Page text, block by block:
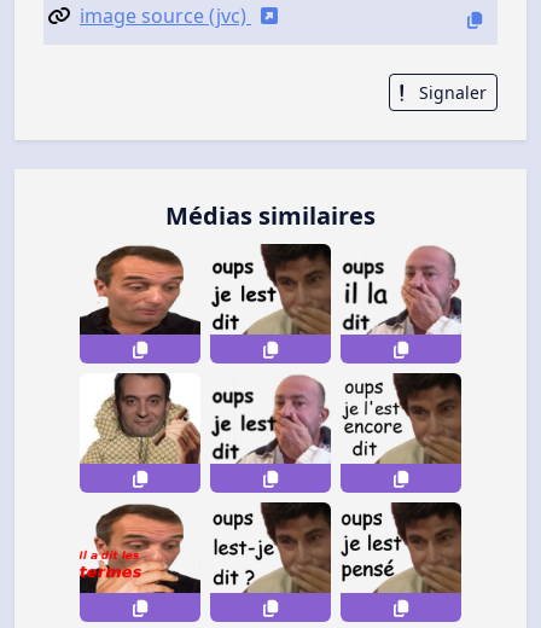
image source (jvc)
Signaler
Médias similaires